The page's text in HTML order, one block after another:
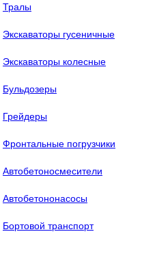
Тралы
Экскаваторы гусеничные
Экскаваторы колесные
Бульдозеры
Грейдеры
Фронтальные погрузчики
Автобетоносмесители
Автобетононасосы
Бортовой транспорт